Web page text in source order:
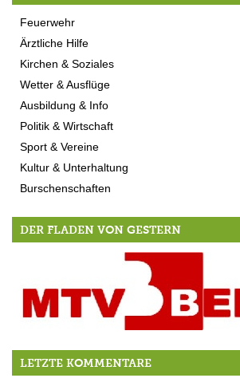
Feuerwehr
Ärztliche Hilfe
Kirchen & Soziales
Wetter & Ausflüge
Ausbildung & Info
Politik & Wirtschaft
Sport & Vereine
Kultur & Unterhaltung
Burschenschaften
DER FLADEN VON GESTERN
Endlich! MTV kann bauen.
LETZTE KOMMENTARE